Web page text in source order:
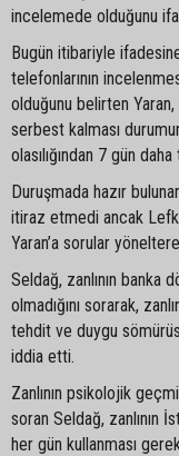
incelemede olduğunu
Bugün itibariyle
telefonlarının
olduğunu belirten Yaran,
serbest kalması
olasılığından 7 gün
Duruşmada hazır
itiraz etmedi ancak
Yaran’a sorular
Seldağ, zanlının banka
olmadığını sorarak,
tehdit ve duygu
iddia etti.
Zanlının psikolojik
soran Seldağ, zanlının
her gün kullanması